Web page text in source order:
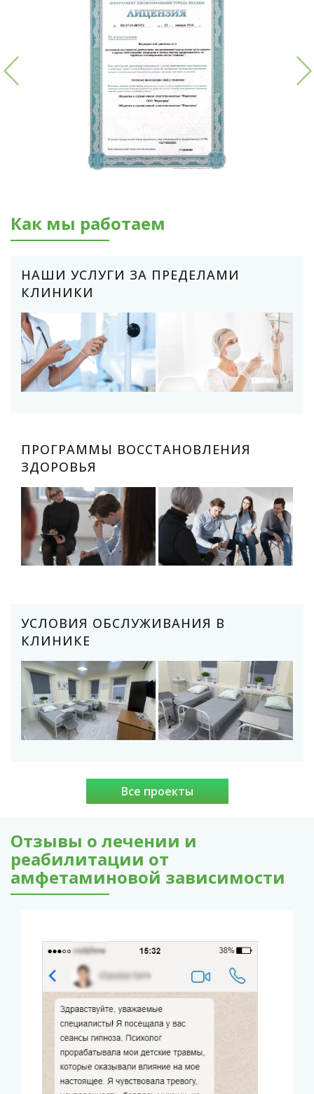
Как мы работаем
НАШИ УСЛУГИ ЗА ПРЕДЕЛАМИ
КЛИНИКИ
ПРОГРАММЫ ВОССТАНОВЛЕНИЯ
ЗДОРОВЬЯ
УСЛОВИЯ ОБСЛУЖИВАНИЯ В
КЛИНИКЕ
Все проекты
Отзывы о лечении и
реабилитации от
амфетаминовой зависимости